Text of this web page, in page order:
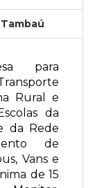
para
Rural e
da
da Rede
de
Vans e
de 15